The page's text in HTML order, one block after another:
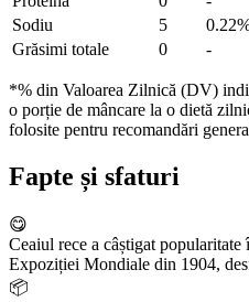
Sodiu
5
Grăsimi totale
0 -
*% din Valoarea Zilnică (DV)
o porție de mâncare la o dietă
folosite pentru recomandări
Fapte și sfaturi
😋
Ceaiul rece a câștigat
Expoziției Mondiale din 1904,
📦